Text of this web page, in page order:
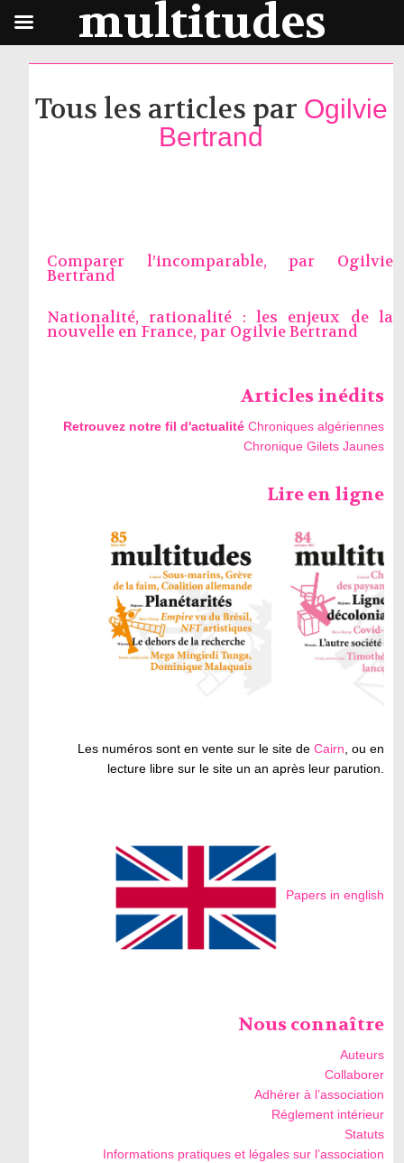
Tous les articles par Ogilvie
Bertrand
Comparer l’incomparable, par Ogilvie
Bertrand
Nationalité, rationalité : les enjeux de la
nouvelle en France, par Ogilvie Bertrand
Articles inédits
Retrouvez notre fil d'actualité Chroniques algériennes
Chronique Gilets Jaunes
Lire en ligne
Les numéros sont en vente sur le site deCairn, ou en
lecture libre sur le site un an après leur parution.
Papers in english
Nous connaître
Auteurs
Collaborer
Adhérer à l’association
Réglement intérieur
Statuts
Informations pratiques et légales sur l’association
multitudes